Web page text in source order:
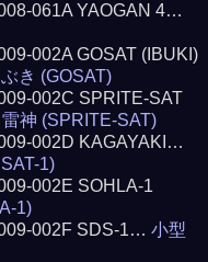
061A YAOGAN 4…
002A GOSAT (IBUKI)
き (GOSAT)
002C SPRITE-SAT
神 (SPRITE-SAT)
002D KAGAYAKI…
1)
002E SOHLA-1
1)
002F SDS-1…小型